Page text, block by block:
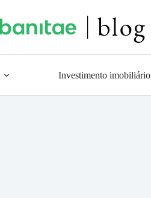
Investimento imobiliário